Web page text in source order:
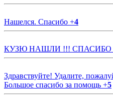
Нашелся. Спасибо +4
КУЗЮ НАШЛИ !!!
Здравствуйте! Удалите,
Большое спасибо за помощь +5